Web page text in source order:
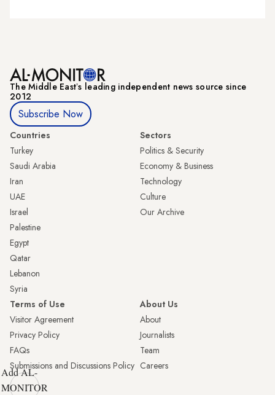
The Middle Eastʼs leading independent news source since
2012
Subscribe Now
Countries
Turkey
Saudi Arabia
Iran
UAE
Israel
Palestine
Egypt
Qatar
Lebanon
Syria
Sectors
Politics & Security
Economy & Business
Technology
Culture
Our Archive
Terms of Use
Visitor Agreement
Privacy Policy
FAQs
Submissions and Discussions Policy
About Us
About
Journalists
Team
Careers
Add AL-
MONITOR